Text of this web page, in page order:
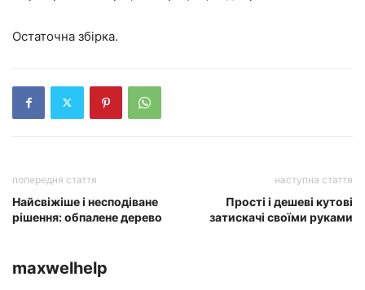
Остаточна збірка.
попередня стаття
Найсвіжіше і несподіване
рішення: обпалене дерево
наступна стаття
Прості і дешеві кутові
затискачі своїми руками
maxwelhelp